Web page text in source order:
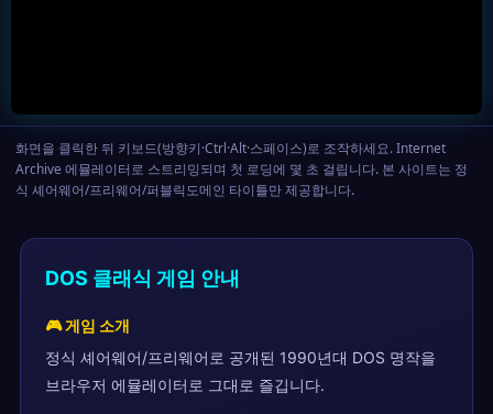
화면을 클릭한 뒤 키보드(방향키·Ctrl·Alt·스페이스)로 조작하세요. Internet
Archive 에뮬레이터로 스트리밍되며 첫 로딩에 몇 초 걸립니다. 본 사이트는 정
식 셰어웨어/프리웨어/퍼블릭도메인 타이틀만 제공합니다.
DOS 클래식 게임 안내
🎮 게임 소개
정식 셰어웨어/프리웨어로 공개된 1990년대 DOS 명작을
브라우저 에뮬레이터로 그대로 즐깁니다.